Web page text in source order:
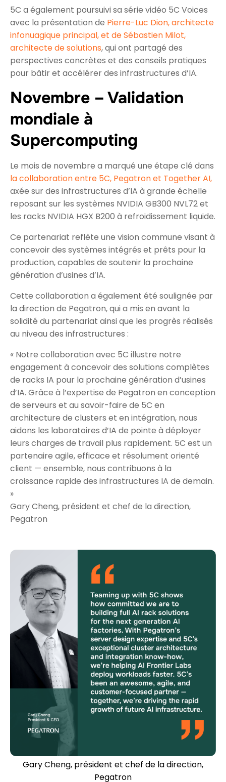
5C a également poursuivi sa série vidéo 5C Voices
avec la présentation de Pierre-Luc Dion, architecte
infonuagique principal, et de Sébastien Milot,
architecte de solutions, qui ont partagé des
perspectives concrètes et des conseils pratiques
pour bâtir et accélérer des infrastructures d’IA.
Novembre – Validation
mondiale à
Supercomputing
Le mois de novembre a marqué une étape clé dans
la collaboration entre 5C, Pegatron et Together AI,
axée sur des infrastructures d’IA à grande échelle
reposant sur les systèmes NVIDIA GB300 NVL72 et
les racks NVIDIA HGX B200 à refroidissement liquide.
Ce partenariat reflète une vision commune visant à
concevoir des systèmes intégrés et prêts pour la
production, capables de soutenir la prochaine
génération d’usines d’IA.
Cette collaboration a également été soulignée par
la direction de Pegatron, qui a mis en avant la
solidité du partenariat ainsi que les progrès réalisés
au niveau des infrastructures :
« Notre collaboration avec 5C illustre notre
engagement à concevoir des solutions complètes
de racks IA pour la prochaine génération d’usines
d’IA. Grâce à l’expertise de Pegatron en conception
de serveurs et au savoir-faire de 5C en
architecture de clusters et en intégration, nous
aidons les laboratoires d’IA de pointe à déployer
leurs charges de travail plus rapidement. 5C est un
partenaire agile, efficace et résolument orienté
client — ensemble, nous contribuons à la
croissance rapide des infrastructures IA de demain.
»
Gary Cheng, président et chef de la direction,
Pegatron
Gary Cheng, président et chef de la direction,
Pegatron